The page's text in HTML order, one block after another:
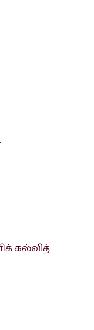
கல்வித்